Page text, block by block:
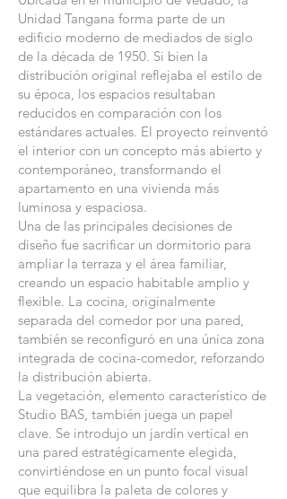
Unidad Tangana forma parte de un
edificio moderno de mediados de siglo
de la década de 1950. Si bien la
distribución original reflejaba el estilo de
su época, los espacios resultaban
reducidos en comparación con los
estándares actuales. El proyecto reinventó
el interior con un concepto más abierto y
contemporáneo, transformando el
apartamento en una vivienda más
luminosa y espaciosa.
Una de las principales decisiones de
diseño fue sacrificar un dormitorio para
ampliar la terraza y el área familiar,
creando un espacio habitable amplio y
flexible. La cocina, originalmente
separada del comedor por una pared,
también se reconfiguró en una única zona
integrada de cocina-comedor, reforzando
la distribución abierta.
La vegetación, elemento característico de
Studio BAS, también juega un papel
clave. Se introdujo un jardín vertical en
una pared estratégicamente elegida,
convirtiéndose en un punto focal visual
que equilibra la paleta de colores y